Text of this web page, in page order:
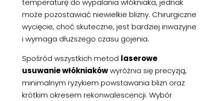
temperaturę do wypalania włókniaka, jednak
może pozostawiać niewielkie blizny. Chirurgiczne
wycięcie, choć skuteczne, jest bardziej inwazyjne
i wymaga dłuższego czasu gojenia.
Spośród wszystkich metod laserowe
usuwanie włókniakówwyróżnia się precyzją,
minimalnym ryzykiem powstawania blizn oraz
krótkim okresem rekonwalescencji. Wybór